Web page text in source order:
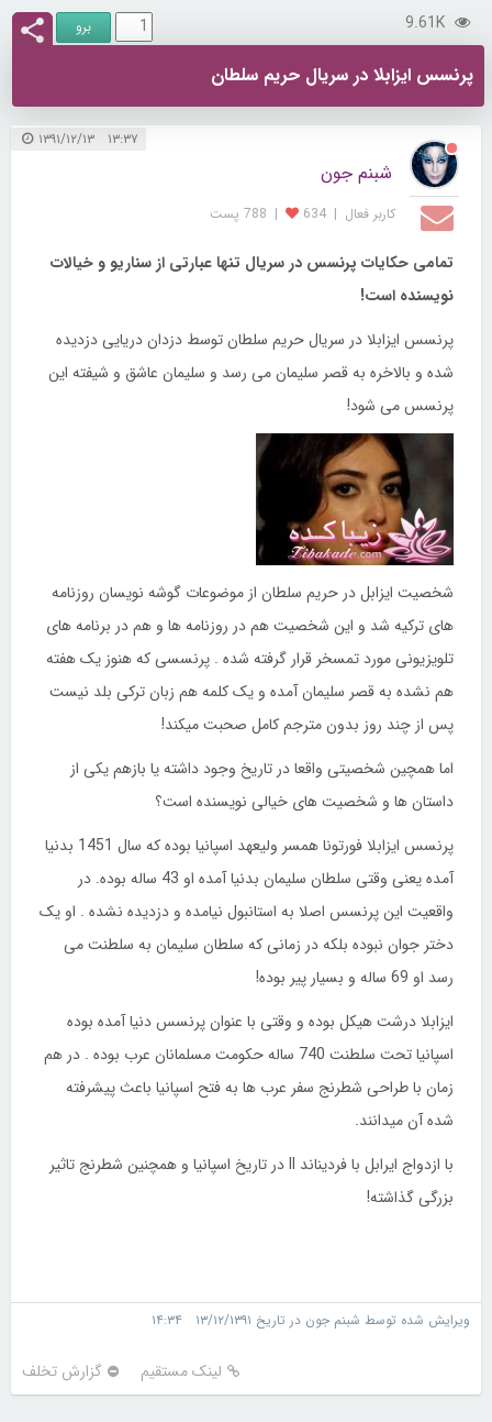
9.61K
پرنسس ایزابلا در سریال حریم سلطان
۱۳:۳۷ ۱۳۹۱/۱۲/۱۳
شبنم جون
کاربر فعال |
634
| 788 پست
تمامی حکایات پرنسس در سریال تنها عبارتی از سناریو و خیالات
نویسنده است!
پرنسس ایزابلا در سریال حریم سلطان توسط دزدان دریایی دزدیده
شده و بالاخره به قصر سلیمان می رسد و سلیمان عاشق و شیفته این
پرنسس می شود!
شخصیت ایزابل در حریم سلطان از موضوعات گوشه نویسان روزنامه
های ترکیه شد و این شخصیت هم در روزنامه ها و هم در برنامه های
تلویزیونی مورد تمسخر قرار گرفته شده . پرنسسی که هنوز یک هفته
هم نشده به قصر سلیمان آمده و یک کلمه هم زبان ترکی بلد نیست
پس از چند روز بدون مترجم کامل صحبت میکند!
اما همچین شخصیتی واقعا در تاریخ وجود داشته یا بازهم یکی از
داستان ها و شخصیت های خیالی نویسنده است؟
پرنسس ایزابلا فورتونا همسر ولیعهد اسپانیا بوده که سال 1451 بدنیا
آمده یعنی وقتی سلطان سلیمان بدنیا آمده او 43 ساله بوده. در
واقعیت این پرنسس اصلا به استانبول نیامده و دزدیده نشده . او یک
دختر جوان نبوده بلکه در زمانی که سلطان سلیمان به سلطنت می
رسد او 69 ساله و بسیار پیر بوده!
ایزابلا درشت هیکل بوده و وقتی با عنوان پرنسس دنیا آمده بوده
اسپانیا تحت سلطنت 740 ساله حکومت مسلمانان عرب بوده . در هم
زمان با طراحی شطرنج سفر عرب ها به فتح اسپانیا باعث پیشرفته
شده آن میدانند.
با ازدواج ایرابل با فردیناند II در تاریخ اسپانیا و همچنین شطرنج تاثیر
بزرگی گذاشته!
ویرایش شده توسط شبنم جون در تاریخ ۱۳/۱۲/۱۳۹۱ ۱۴:۳۴
لینک مستقیم گزارش تخلف